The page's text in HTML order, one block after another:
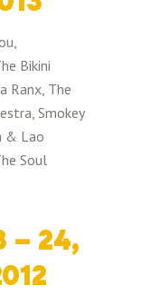
Bikini
Ranx, The
Smokey
& Lao
Soul
– 24,